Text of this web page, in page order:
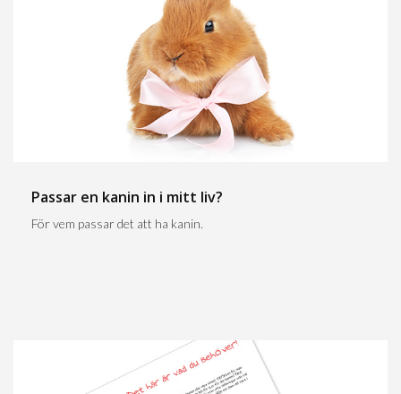
Passar en kanin in i mitt liv?
För vem passar det att ha kanin.